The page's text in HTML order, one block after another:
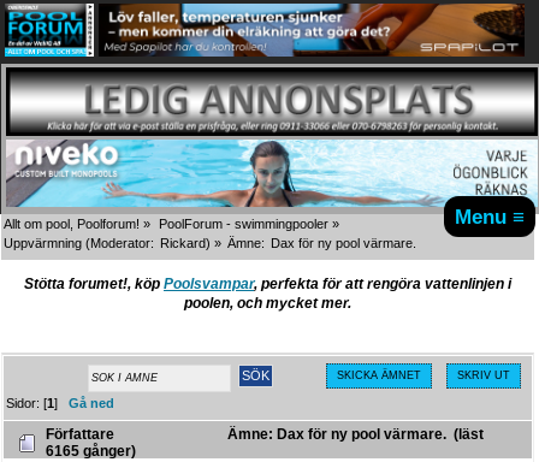
Menu ≡
Allt om pool, Poolforum! » PoolForum - swimmingpooler »
Uppvärmning (Moderator: Rickard) » Ämne: Dax för ny pool värmare.
Stötta forumet!, köp Poolsvampar, perfekta för att rengöra vattenlinjen i
poolen, och mycket mer.
SKICKA ÄMNET SKRIV UT
Sidor: [1]Gå ned
Författare
Ämne: Dax för ny pool värmare. (läst
6165 gånger)